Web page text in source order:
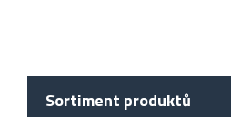
Sortiment produktů